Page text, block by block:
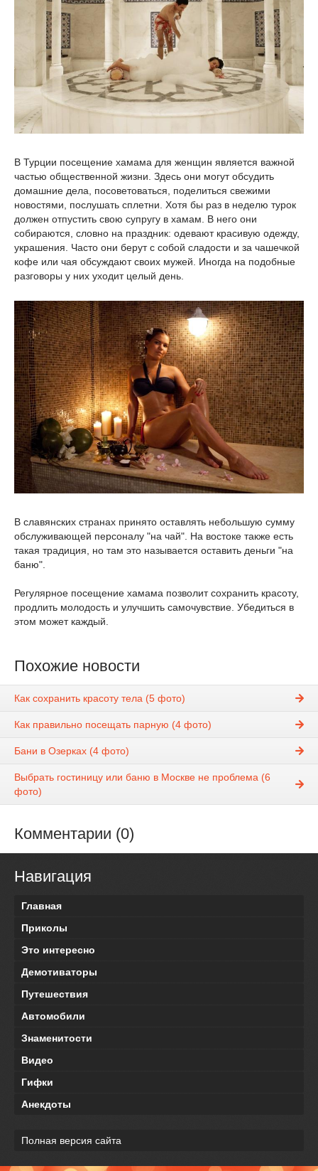
В Турции посещение хамама для женщин является важной
частью общественной жизни. Здесь они могут обсудить
домашние дела, посоветоваться, поделиться свежими
новостями, послушать сплетни. Хотя бы раз в неделю турок
должен отпустить свою супругу в хамам. В него они
собираются, словно на праздник: одевают красивую одежду,
украшения. Часто они берут с собой сладости и за чашечкой
кофе или чая обсуждают своих мужей. Иногда на подобные
разговоры у них уходит целый день.
В славянских странах принято оставлять небольшую сумму
обслуживающей персоналу "на чай". На востоке также есть
такая традиция, но там это называется оставить деньги "на
баню".
Регулярное посещение хамама позволит сохранить красоту,
продлить молодость и улучшить самочувствие. Убедиться в
этом может каждый.
Похожие новости
Как сохранить красоту тела (5 фото)
Как правильно посещать парную (4 фото)
Бани в Озерках (4 фото)
Выбрать гостиницу или баню в Москве не проблема (6
фото)
Комментарии (0)
Навигация
Главная
Приколы
Это интересно
Демотиваторы
Путешествия
Автомобили
Знаменитости
Видео
Гифки
Анекдоты
Полная версия сайта